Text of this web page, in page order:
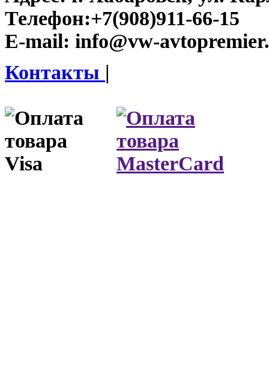
Телефон:+7(908)911-66-15
E-mail: info@vw-
Контакты |